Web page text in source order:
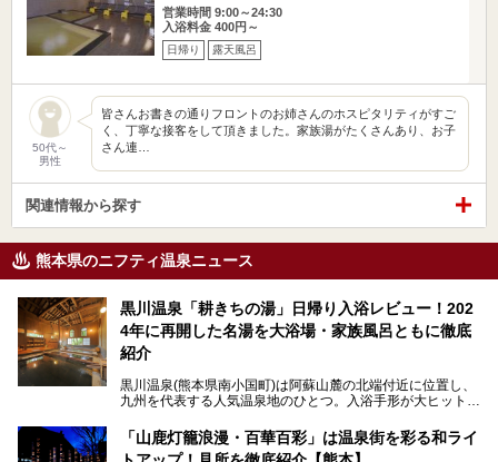
営業時間 9:00～24:30
入浴料金 400円～
日帰り 露天風呂
50代～
男性
皆さんお書きの通りフロントのお姉さんのホスピタリティがすご
く、丁寧な接客をして頂きました。家族湯がたくさんあり、お子
さん連…
関連情報から探す
熊本県のニフティ温泉ニュース
黒川温泉「耕きちの湯」日帰り入浴レビュー！202
4年に再開した名湯を大浴場・家族風呂ともに徹底
紹介
黒川温泉(熊本県南小国町)は阿蘇山麓の北端付近に位置し、
九州を代表する人気温泉地のひとつ。入浴手形が大ヒット
す。
「山鹿灯籠浪漫・百華百彩」は温泉街を彩る和ライ